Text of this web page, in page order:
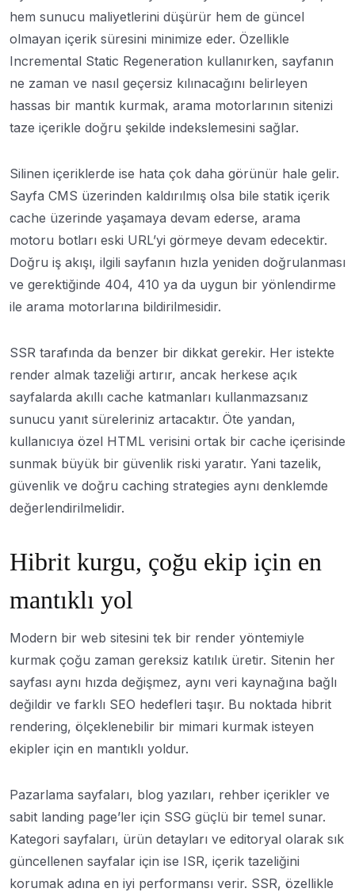
hem sunucu maliyetlerini düşürür hem de güncel
olmayan içerik süresini minimize eder. Özellikle
Incremental Static Regeneration kullanırken, sayfanın
ne zaman ve nasıl geçersiz kılınacağını belirleyen
hassas bir mantık kurmak, arama motorlarının sitenizi
taze içerikle doğru şekilde indekslemesini sağlar.
Silinen içeriklerde ise hata çok daha görünür hale gelir.
Sayfa CMS üzerinden kaldırılmış olsa bile statik içerik
cache üzerinde yaşamaya devam ederse, arama
motoru botları eski URL’yi görmeye devam edecektir.
Doğru iş akışı, ilgili sayfanın hızla yeniden doğrulanması
ve gerektiğinde 404, 410 ya da uygun bir yönlendirme
ile arama motorlarına bildirilmesidir.
SSR tarafında da benzer bir dikkat gerekir. Her istekte
render almak tazeliği artırır, ancak herkese açık
sayfalarda akıllı cache katmanları kullanmazsanız
sunucu yanıt süreleriniz artacaktır. Öte yandan,
kullanıcıya özel HTML verisini ortak bir cache içerisinde
sunmak büyük bir güvenlik riski yaratır. Yani tazelik,
güvenlik ve doğru caching strategies aynı denklemde
değerlendirilmelidir.
Hibrit kurgu, çoğu ekip için en
mantıklı yol
Modern bir web sitesini tek bir render yöntemiyle
kurmak çoğu zaman gereksiz katılık üretir. Sitenin her
sayfası aynı hızda değişmez, aynı veri kaynağına bağlı
değildir ve farklı SEO hedefleri taşır. Bu noktada hibrit
rendering, ölçeklenebilir bir mimari kurmak isteyen
ekipler için en mantıklı yoldur.
Pazarlama sayfaları, blog yazıları, rehber içerikler ve
sabit landing page’ler için SSG güçlü bir temel sunar.
Kategori sayfaları, ürün detayları ve editoryal olarak sık
güncellenen sayfalar için ise ISR, içerik tazeliğini
korumak adına en iyi performansı verir. SSR, özellikle